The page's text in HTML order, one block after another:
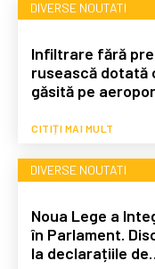
DIVERSE NOUTATI
Infiltrare fără
rusească dotată
găsită pe
CITIȚI MAI MULT
DIVERSE NOUTATI
Noua Lege a
în Parlament.
la declarațiile